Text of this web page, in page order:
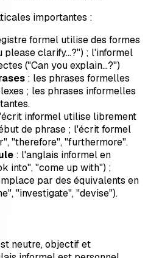
importantes :
formel utilise des formes
please clarify…?") ; l'informel
("Can you explain…?")
: les phrases formelles
; les phrases informelles
informel utilise librement
de phrase ; l'écrit formel
"therefore", "furthermore".
: l'anglais informel en
into", "come up with") ;
par des équivalents en
"investigate", "devise").
neutre, objectif et